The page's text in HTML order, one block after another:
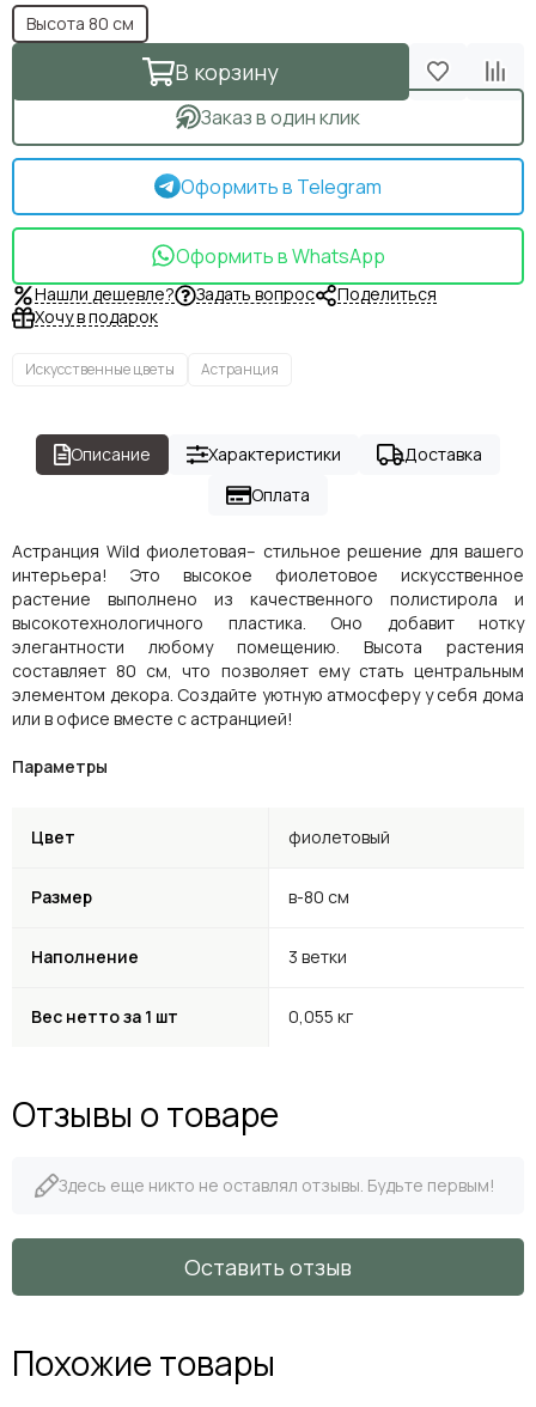
Высота 80 см
В корзину
Заказ в один клик
Оформить в Telegram
Оформить в WhatsApp
Нашли дешевле? Задать вопрос
Поделиться
Хочу в подарок
Искусственные цветы Астранция
Описание Характеристики
Доставка
Оплата
Астранция Wild фиолетовая– стильное решение для вашего
интерьера! Это высокое фиолетовое искусственное
растение выполнено из качественного полистирола и
высокотехнологичного пластика. Оно добавит нотку
элегантности любому помещению. Высота растения
составляет 80 см, что позволяет ему стать центральным
элементом декора. Создайте уютную атмосферу у себя дома
или в офисе вместе с астранцией!
Параметры
Цвет фиолетовый
Размер в-80 см
Наполнение 3 ветки
Вес нетто за 1 шт 0,055 кг
Отзывы о товаре
Здесь еще никто не оставлял отзывы. Будьте первым!
Оставить отзыв
Похожие товары